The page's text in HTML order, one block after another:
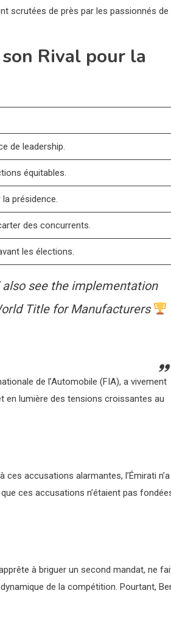
scrutées de près par les passionnés de
Rival pour la
de leadership.
équitables.
présidence.
des concurrents.
les élections.
see the implementation
Title for Manufacturers
de l’Automobile (FIA), a vivement
en lumière des tensions croissantes au
ces accusations alarmantes, l’Émirati n’a
ces accusations n’étaient pas
à briguer un second mandat, ne
de la compétition. Pourtant,